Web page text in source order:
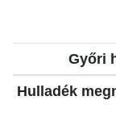
Győri
Hulladék